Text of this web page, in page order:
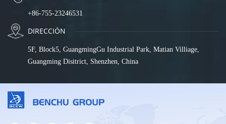
+86-755-23246531
DIRECCIÓN
5F, Block5, GuangmingGu Industrial Park, Matian Villiage,
Guangming Disitrict, Shenzhen, China